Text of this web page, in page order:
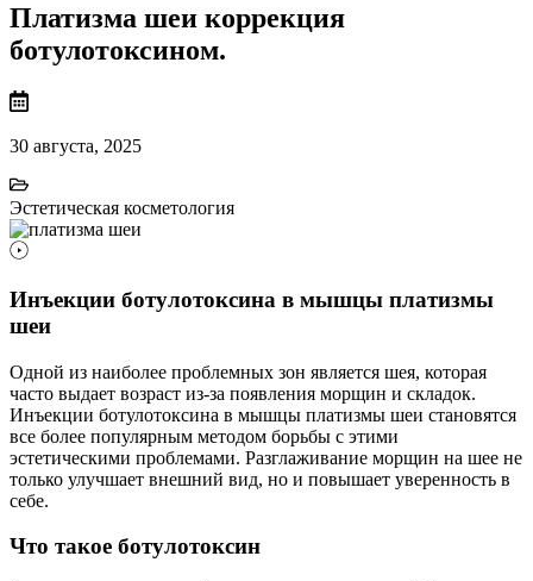
Платизма шеи коррекция
ботулотоксином.
30 августа, 2025
Эстетическая косметология
Инъекции ботулотоксина в мышцы платизмы
шеи
Одной из наиболее проблемных зон является шея, которая
часто выдает возраст из-за появления морщин и складок.
Инъекции ботулотоксина в мышцы платизмы шеи становятся
все более популярным методом борьбы с этими
эстетическими проблемами. Разглаживание морщин на шее не
только улучшает внешний вид, но и повышает уверенность в
себе.
Что такое ботулотоксин